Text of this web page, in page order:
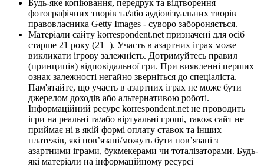
Будь-яке копіювання, передрук та відтворення
фотографічних творів та/або аудіовізуальних творів
правовласника Getty Images - суворо забороняється.
Матеріали сайту korrespondent.net призначені для осіб
старше 21 року (21+). Участь в азартних іграх може
викликати ігрову залежність. Дотримуйтесь правил
(принципів) відповідальної гри. При виявленні перших
ознак залежності негайно зверніться до спеціаліста.
Пам'ятайте, що участь в азартних іграх не може бути
джерелом доходів або альтернативою роботі.
Інформаційний ресурс korrespondent.net не проводить
ігри на реальні та/або віртуальні гроші, також сайт не
приймає ні в якій формі оплату ставок та інших
платежів, які пов’язані/можуть бути пов’язані з
азартними іграми, букмекерами чи тоталізаторами. Будь-
які матеріали на інформаційному ресурсі